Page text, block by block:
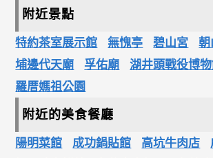
附近景點
特約茶室展示館 無愧亭 碧山宮 朝
埔邊代天廟
孚佑廟
湖井頭戰役博
羅厝媽祖公園
附近的美食餐廳
陽明菜館 成功鍋貼館 高坑牛肉店